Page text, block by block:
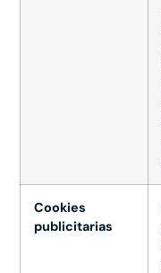
Cookies
publicitarias